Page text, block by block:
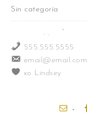
Sin categoría
555.555.5555
email@email.com
xo Lindsey